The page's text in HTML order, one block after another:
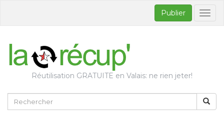
Publier
Réutilisation GRATUITE en Valais: ne rien jeter!